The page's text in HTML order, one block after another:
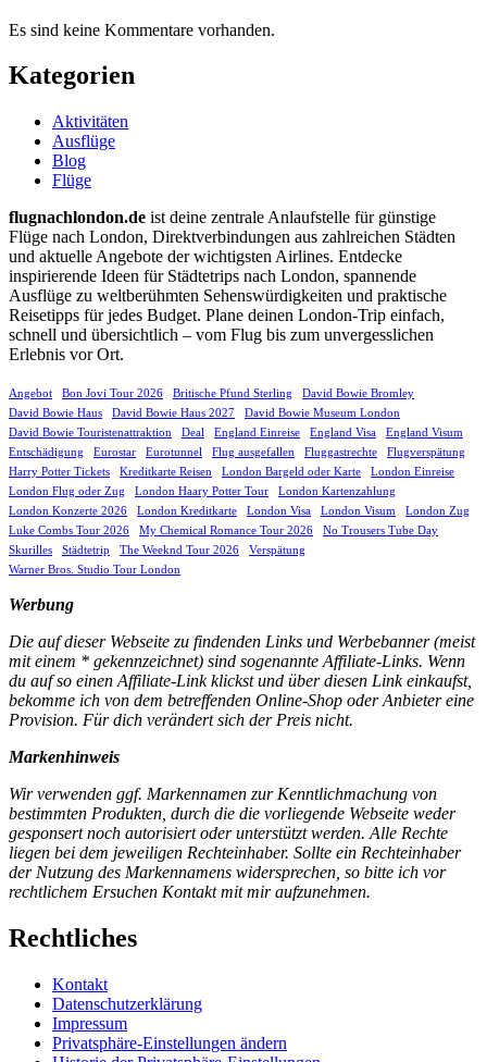
Es sind keine Kommentare vorhanden.
Kategorien
Aktivitäten
Ausflüge
Blog
Flüge
flugnachlondon.de ist deine zentrale Anlaufstelle für günstige
Flüge nach London, Direktverbindungen aus zahlreichen Städten
und aktuelle Angebote der wichtigsten Airlines. Entdecke
inspirierende Ideen für Städtetrips nach London, spannende
Ausflüge zu weltberühmten Sehenswürdigkeiten und praktische
Reisetipps für jedes Budget. Plane deinen London-Trip einfach,
schnell und übersichtlich – vom Flug bis zum unvergesslichen
Erlebnis vor Ort.
Angebot Bon Jovi Tour 2026 Britische Pfund Sterling
David Bowie Bromley
David Bowie Haus
David Bowie Haus 2027
David Bowie Museum London
David Bowie Touristenattraktion
Deal England Einreise England Visa
England Visum
Entschädigung
Eurostar Eurotunnel Flug ausgefallen Fluggastrechte
Flugverspätung
Harry Potter Tickets
Kreditkarte Reisen London Bargeld oder Karte
London Einreise
London Flug oder Zug
London Haary Potter Tour
London Kartenzahlung
London Konzerte 2026
London Kreditkarte London Visa London Visum
London Zug
Luke Combs Tour 2026
My Chemical Romance Tour 2026
No Trousers Tube Day
Skurilles
Städtetrip The Weeknd Tour 2026
Verspätung
Warner Bros. Studio Tour London
Werbung
Die auf dieser Webseite zu findenden Links und Werbebanner (meist
mit einem * gekennzeichnet) sind sogenannte Affiliate-Links. Wenn
du auf so einen Affiliate-Link klickst und über diesen Link einkaufst,
bekomme ich von dem betreffenden Online-Shop oder Anbieter eine
Provision. Für dich verändert sich der Preis nicht.
Markenhinweis
Wir verwenden ggf. Markennamen zur Kenntlichmachung von
bestimmten Produkten, durch die die vorliegende Webseite weder
gesponsert noch autorisiert oder unterstützt werden. Alle Rechte
liegen bei dem jeweiligen Rechteinhaber. Sollte ein Rechteinhaber
der Nutzung des Markennamens widersprechen, so bitte ich vor
rechtlichem Ersuchen Kontakt mit mir aufzunehmen.
Rechtliches
Kontakt
Datenschutzerklärung
Impressum
Privatsphäre-Einstellungen ändern